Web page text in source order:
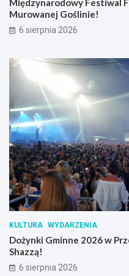
Murowanej Goślinie!
6 sierpnia 2026
KULTURA WYDARZENIA
Dożynki Gminne 2026 w
Shazzą!
6 sierpnia 2026